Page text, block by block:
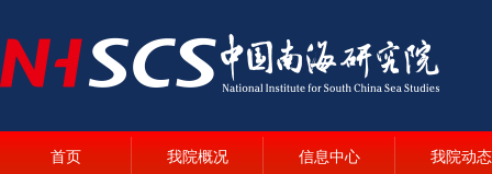
首页 我院概况 信息中心 我院动态